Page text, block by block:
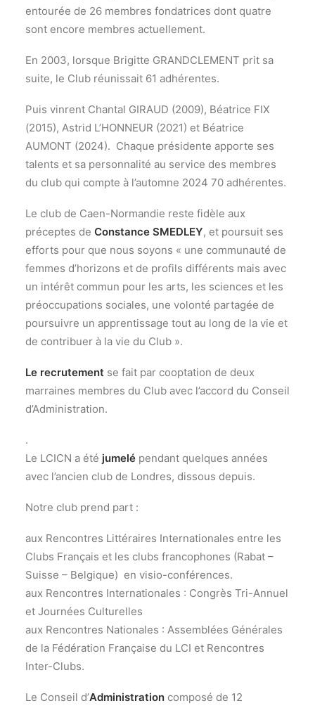
entourée de 26 membres fondatrices dont quatre
sont encore membres actuellement.
En 2003, lorsque Brigitte GRANDCLEMENT prit sa
suite, le Club réunissait 61 adhérentes.
Puis vinrent Chantal GIRAUD (2009), Béatrice FIX
(2015), Astrid L’HONNEUR (2021) et Béatrice
AUMONT (2024). Chaque présidente apporte ses
talents et sa personnalité au service des membres
du club qui compte à l’automne 2024 70 adhérentes.
Le club de Caen-Normandie reste fidèle aux
préceptes de Constance SMEDLEY, et poursuit ses
efforts pour que nous soyons « une communauté de
femmes d’horizons et de profils différents mais avec
un intérêt commun pour les arts, les sciences et les
préoccupations sociales, une volonté partagée de
poursuivre un apprentissage tout au long de la vie et
de contribuer à la vie du Club ».
Le recrutement se fait par cooptation de deux
marraines membres du Club avec l’accord du Conseil
d’Administration.
.
Le LCICN a été jumelé pendant quelques années
avec l’ancien club de Londres, dissous depuis.
Notre club prend part :
aux Rencontres Littéraires Internationales entre les
Clubs Français et les clubs francophones (Rabat –
Suisse – Belgique) en visio-conférences.
aux Rencontres Internationales : Congrès Tri-Annuel
et Journées Culturelles
aux Rencontres Nationales : Assemblées Générales
de la Fédération Française du LCI et Rencontres
Inter-Clubs.
Le Conseil d’Administration composé de 12